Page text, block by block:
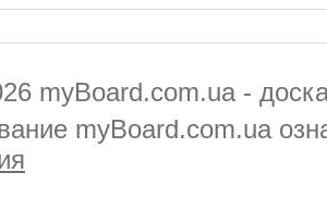
myBoard.com.ua -
myBoard.com.ua